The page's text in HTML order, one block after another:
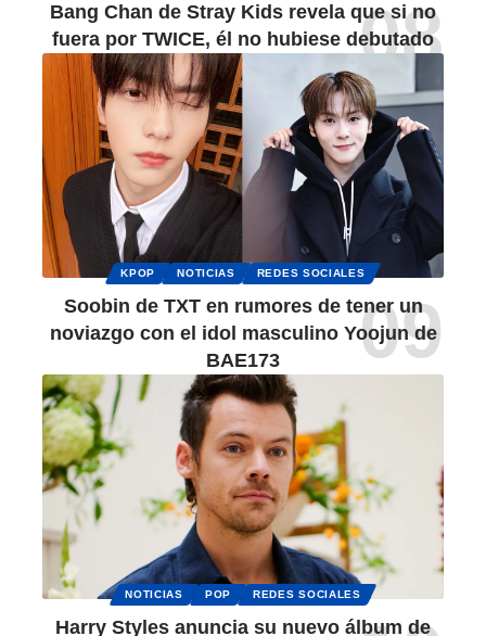
Bang Chan de Stray Kids revela que si no
fuera por TWICE, él no hubiese debutado
KPOP NOTICIAS REDES SOCIALES
Soobin de TXT en rumores de tener un
noviazgo con el idol masculino Yoojun de
BAE173
NOTICIAS POP REDES SOCIALES
Harry Styles anuncia su nuevo álbum de